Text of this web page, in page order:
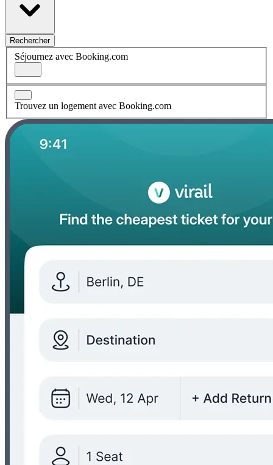
Rechercher
Séjournez avec Booking.com
Trouvez un logement avec Booking.com